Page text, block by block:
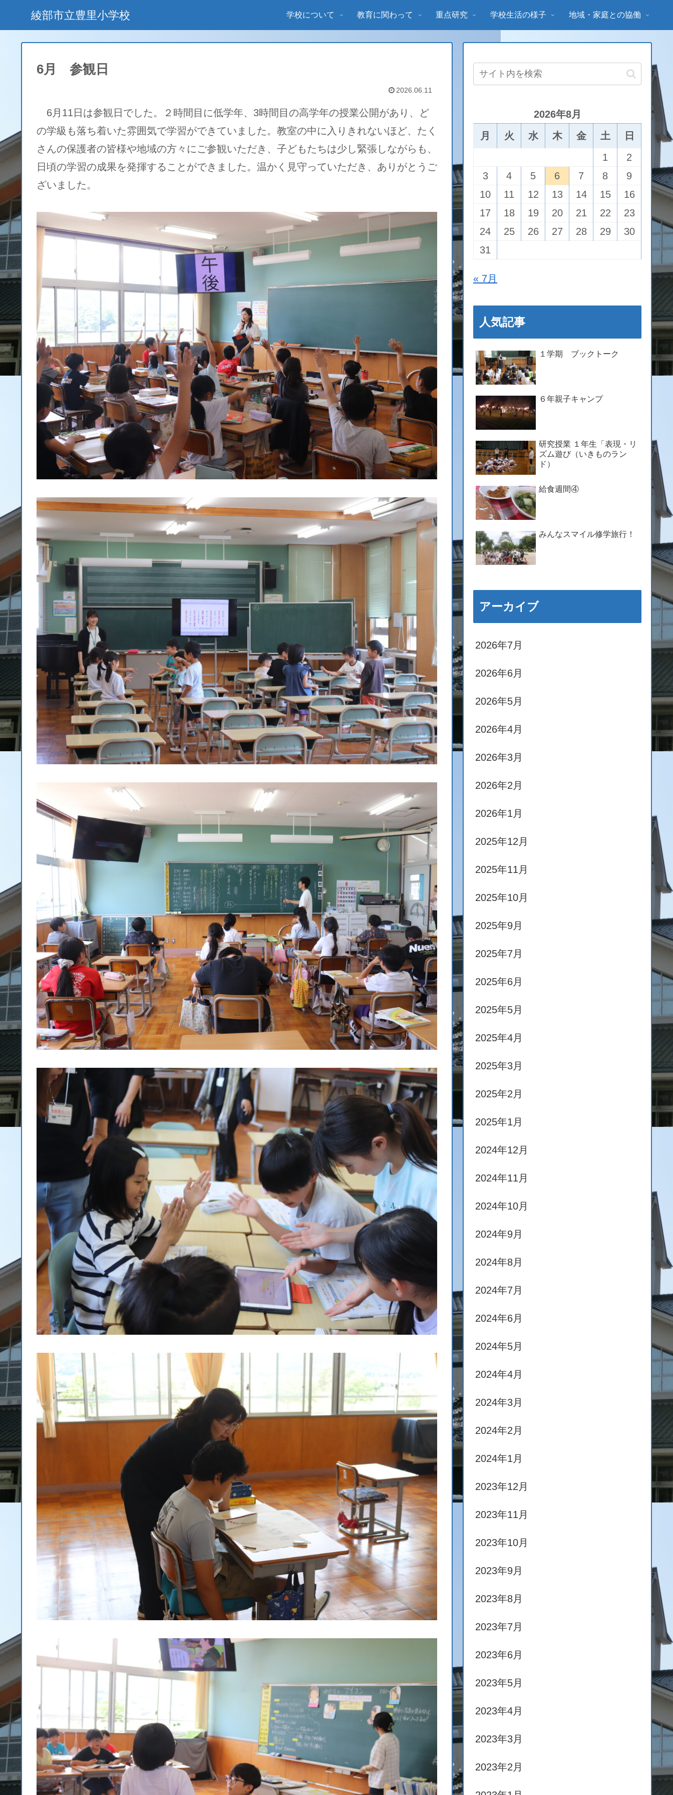
綾部市立豊里小学校 学校について 教育に関わって 重点研究 学校生活の様子 地域・家庭との協働
6月 参観日
2026.06.11
6月11日は参観日でした。２時間目に低学年、3時間目の高学年の授業公開があり、ど
の学級も落ち着いた雰囲気で学習ができていました。教室の中に入りきれないほど、たく
さんの保護者の皆様や地域の方々にご参観いただき、子どもたちは少し緊張しながらも、
日頃の学習の成果を発揮することができました。温かく見守っていただき、ありがとうご
ざいました。
2026年8月
月
火 水 木 金 土
日
1
2
3
4 5 6 7 8
9
10
11 12 13 14 15
16
17
18 19 20 21 22
23
24
25 26 27 28 29
30
31
« 7月
人気記事
１学期 ブックトーク
６年親子キャンプ
研究授業 １年生「表現・リ
ズム遊び（いきものラン
ド）
給食週間④
みんなスマイル修学旅行！
アーカイブ
2026年7月
2026年6月
2026年5月
2026年4月
2026年3月
2026年2月
2026年1月
2025年12月
2025年11月
2025年10月
2025年9月
2025年7月
2025年6月
2025年5月
2025年4月
2025年3月
2025年2月
2025年1月
2024年12月
2024年11月
2024年10月
2024年9月
2024年8月
2024年7月
2024年6月
2024年5月
2024年4月
2024年3月
2024年2月
2024年1月
2023年12月
2023年11月
2023年10月
2023年9月
2023年8月
2023年7月
2023年6月
2023年5月
2023年4月
2023年3月
2023年2月